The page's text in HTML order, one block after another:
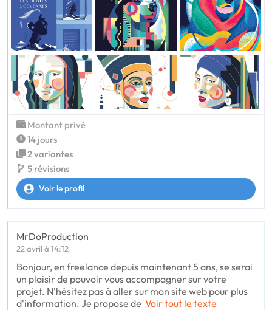
Montant privé
14 jours
2 variantes
5 révisions
Voir le profil
MrDoProduction
22 avril à 14:12
Bonjour, en freelance depuis maintenant 5 ans, se serai
un plaisir de pouvoir vous accompagner sur votre
projet. N'hésitez pas à aller sur mon site web pour plus
d'information. Je propose de Voir tout le texte